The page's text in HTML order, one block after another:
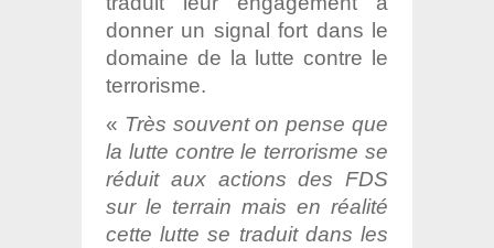
donner un signal fort dans le
domaine de la lutte contre le
terrorisme.
« Très souvent on pense que
la lutte contre le terrorisme se
réduit aux actions des FDS
sur le terrain mais en réalité
cette lutte se traduit dans les